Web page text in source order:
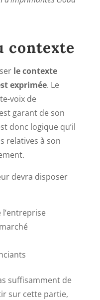
contexte
le contexte
exprimée. Le
voix de
garant de son
donc logique qu’il
relatives à son
devra disposer
l’entreprise
suffisamment de
sur cette partie,